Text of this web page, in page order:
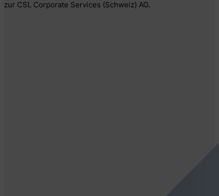
zur CSL Corporate Services (Schweiz) AG.